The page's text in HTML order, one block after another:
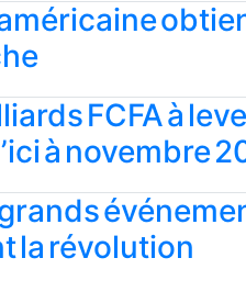
FCFA à
à novembre
la révolution